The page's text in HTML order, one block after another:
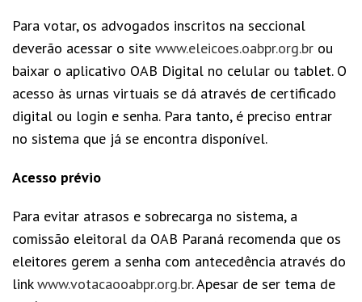
Para votar, os advogados inscritos na seccional
deverão acessar o site www.eleicoes.oabpr.org.br ou
baixar o aplicativo OAB Digital no celular ou tablet. O
acesso às urnas virtuais se dá através de certificado
digital ou login e senha. Para tanto, é preciso entrar
no sistema que já se encontra disponível.
Acesso prévio
Para evitar atrasos e sobrecarga no sistema, a
comissão eleitoral da OAB Paraná recomenda que os
eleitores gerem a senha com antecedência através do
linkwww.votacaooabpr.org.br. Apesar de ser tema de